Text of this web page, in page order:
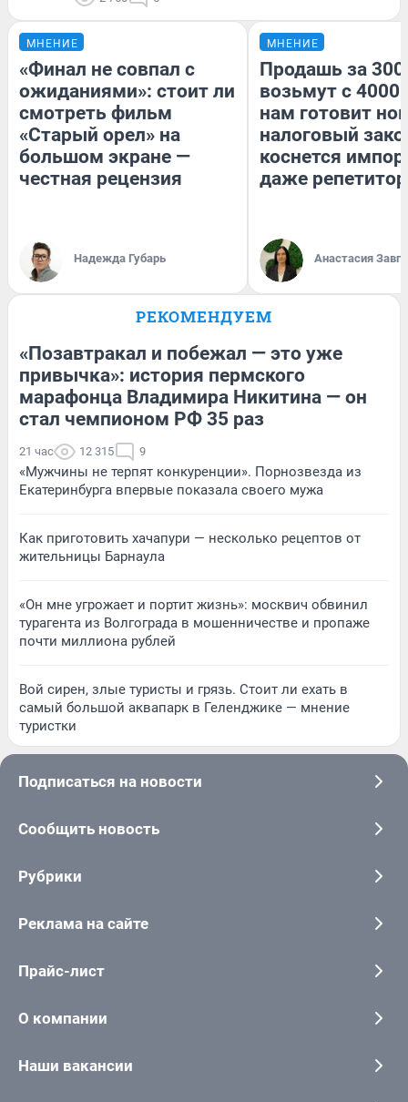
МНЕНИЕ
«Финал не совпал с
ожиданиями»: стоит ли
смотреть фильм
«Старый орел» на
большом экране —
честная рецензия
Надежда Губарь
МНЕНИЕ
Продашь за
возьмут с
нам готовит
налоговый
коснется
даже
Анастасия
РЕКОМЕНДУЕМ
«Позавтракал и побежал — это уже
привычка»: история пермского
марафонца Владимира Никитина — он
стал чемпионом РФ 35 раз
21 час 12 315 9
«Мужчины не терпят конкуренции». Порнозвезда из
Екатеринбурга впервые показала своего мужа
Как приготовить хачапури — несколько рецептов от
жительницы Барнаула
«Он мне угрожает и портит жизнь»: москвич обвинил
турагента из Волгограда в мошенничестве и пропаже
почти миллиона рублей
Вой сирен, злые туристы и грязь. Стоит ли ехать в
самый большой аквапарк в Геленджике — мнение
туристки
Подписаться на новости
Сообщить новость
Рубрики
Реклама на сайте
Прайс-лист
О компании
Наши вакансии